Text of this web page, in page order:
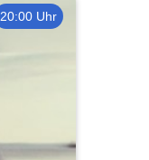
20:00 Uhr